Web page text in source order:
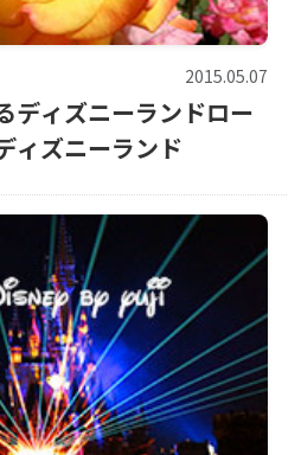
2015.05.07
ディズニーランドロー
ィズニーランド